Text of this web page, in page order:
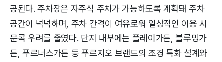
공된다. 주차장은 자주식 주차가 가능하도록 계획돼 주차
공간이 넉넉하며, 주차 간격이 여유로워 일상적인 이용 시
문콕 우려를 줄였다. 단지 내부에는 플레이가든, 블루밍가
든, 푸르너스가든 등 푸르지오 브랜드의 조경 특화 설계와